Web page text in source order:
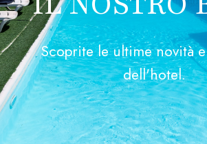
Scoprite le ultime novità
dell'hotel.